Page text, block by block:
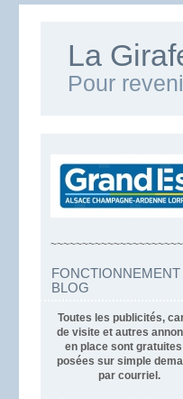
La
Pour
FONCTIONNEMENT
BLOG
Toutes les publicités,
de visite et autres
en place sont
posées sur simple
par courriel.